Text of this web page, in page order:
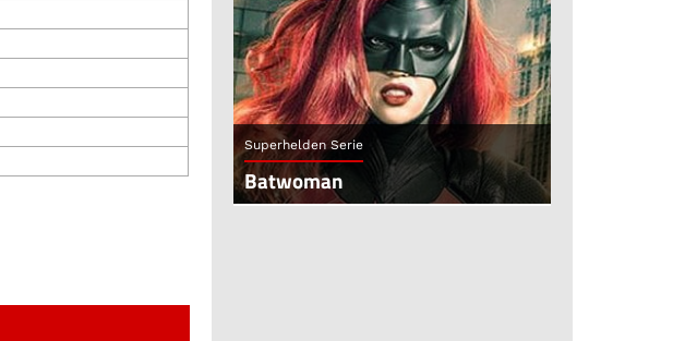
Superhelden Serie
Batwoman